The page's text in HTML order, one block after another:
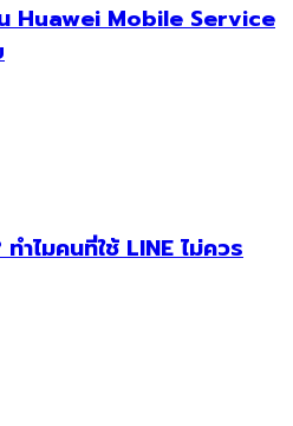
Huawei Mobile Service
ำไมคนที่ใช้ LINE ไม่ควร